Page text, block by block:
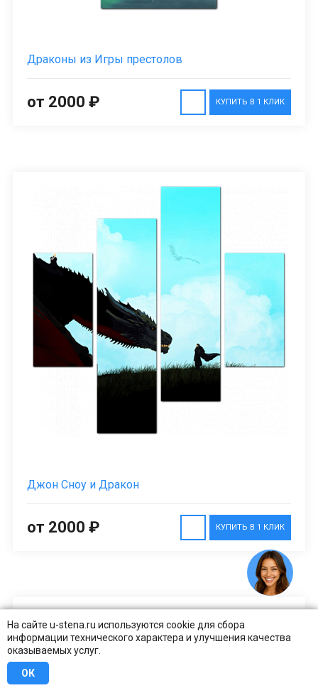
На сайте u-stena.ru используются cookie для сбора
информации технического характера и улучшения качества
оказываемых услуг.
ОК
Драконы из Игры престолов
КУПИТЬ В 1 КЛИК
от 2000 ₽
Джон Сноу и Дракон
КУПИТЬ В 1 КЛИК
от 2000 ₽